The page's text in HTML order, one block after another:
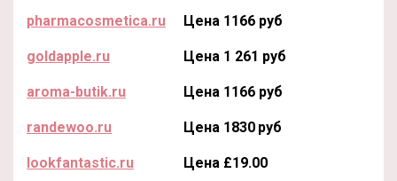
pharmacosmetica.ru Цена 1166 руб
goldapple.ru Цена 1 261 руб
aroma-butik.ru Цена 1166 руб
randewoo.ru Цена 1830 руб
lookfantastic.ru Цена £19.00